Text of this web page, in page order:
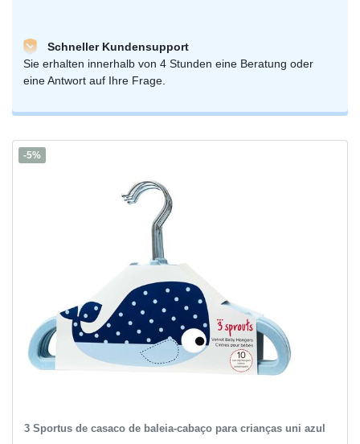
Schneller Kundensupport
Sie erhalten innerhalb von 4 Stunden eine Beratung oder
eine Antwort auf Ihre Frage.
-5%
3 Sportus de casaco de baleia-cabaço para crianças uni azul